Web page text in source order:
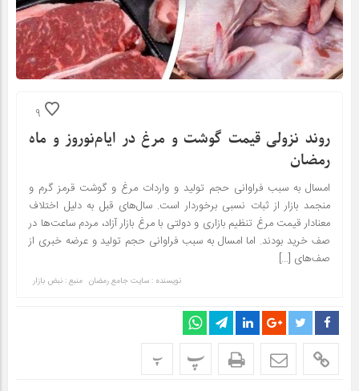
9
روند نزولی قیمت گوشت و مرغ در ایام‌نوروز و ماه
رمضان
امسال به سبب فراوانی حجم تولید و واردات مرغ و گوشت قرمز گرم و
منجمد بازار از ثبات نسبی برخوردار است. سال‌های قبل به دلیل اختلاف
معنادار قیمت مرغ تنظیم بازاری و دولتی با مرغ بازار آزاد، مردم ساعت‌ها در
صف خرید بودند. اما امسال به سبب فراوانی حجم تولید و عرضه خبری از
صف‌های […]
نویسنده : سایت جامع رمضان منبع : نبض بازار
پ پ